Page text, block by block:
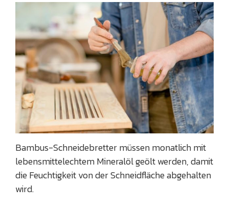
Bambus-Schneidebretter müssen monatlich mit
lebensmittelechtem Mineralöl geölt werden, damit
die Feuchtigkeit von der Schneidfläche abgehalten
wird.